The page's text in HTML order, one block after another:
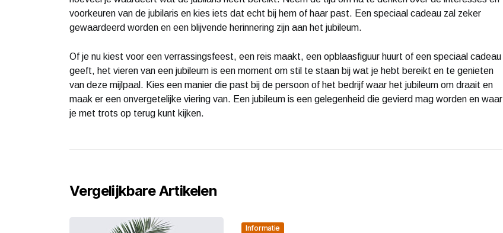
voorkeuren van de jubilaris en kies iets dat echt bij hem of haar past. Een speciaal cadeau zal zeker
gewaardeerd worden en een blijvende herinnering zijn aan het jubileum.
Of je nu kiest voor een verrassingsfeest, een reis maakt, een opblaasfiguur huurt of een speciaal cadeau
geeft, het vieren van een jubileum is een moment om stil te staan bij wat je hebt bereikt en te genieten
van deze mijlpaal. Kies een manier die past bij de persoon of het bedrijf waar het jubileum om draait en
maak er een onvergetelijke viering van. Een jubileum is een gelegenheid die gevierd mag worden en waar
je met trots op terug kunt kijken.
Vergelijkbare Artikelen
Informatie